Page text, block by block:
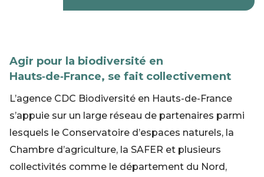
Agir pour la biodiversité en
Hauts‑de‑France, se fait collectivement
L’agence CDC Biodiversité en Hauts-de-France
s’appuie sur un large réseau de partenaires parmi
lesquels le Conservatoire d’espaces naturels, la
Chambre d’agriculture, la SAFER et plusieurs
collectivités comme le département du Nord,